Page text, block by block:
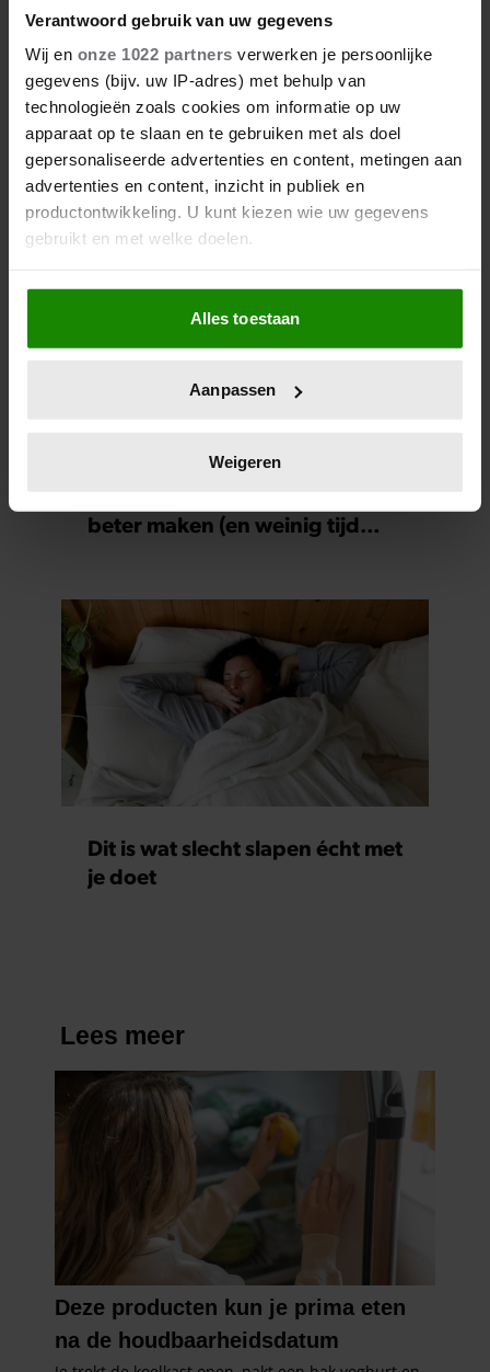
Verantwoord gebruik van uw gegevens
Wij en onze 1022 partners verwerken je persoonlijke
gegevens (bijv. uw IP-adres) met behulp van
technologieën zoals cookies om informatie op uw
apparaat op te slaan en te gebruiken met als doel
gepersonaliseerde advertenties en content, metingen aan
advertenties en content, inzicht in publiek en
productontwikkeling. U kunt kiezen wie uw gegevens
gebruikt en met welke doelen.
Als u het toestaat, willen we ook graag:
Informatie verzamelen over uw geografische
locatie, die tot een paar meter nauwkeurig kan zijn
scannen op specifieke eigenschappen (fingerprinting)
verwerkt en stel uw voorkeuren in het
intrekken in de Cookieverklaring.
en om ons websiteverkeer te analyseren. Ook delen we
informatie over uw gebruik van onze site met onze
partners voor social media, adverteren en analyse. Deze
partners kunnen deze gegevens combineren met andere
informatie die u aan ze heeft verstrekt of die ze hebben
verzameld op basis van uw gebruik van hun services. U
gaat akkoord met onze cookies als u onze website blijft
Alles toestaan
Aanpassen
Weigeren
Wat als je stiekem verliefd op
een ander bent?
beter maken (en weinig tijd
Dit is wat slecht slapen écht met
je doet